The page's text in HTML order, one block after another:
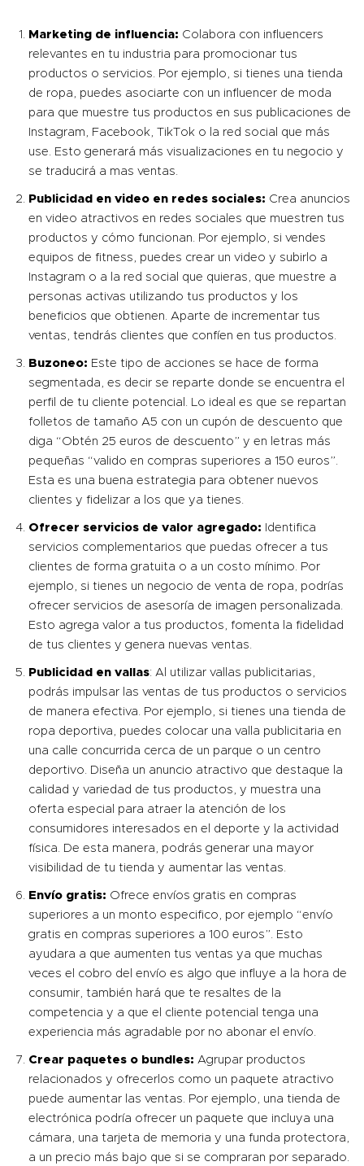
Marketing de influencia: Colabora con influencers
relevantes en tu industria para promocionar tus
productos o servicios. Por ejemplo, si tienes una tienda
de ropa, puedes asociarte con un influencer de moda
para que muestre tus productos en sus publicaciones de
Instagram, Facebook, TikTok o la red social que más
use. Esto generará más visualizaciones en tu negocio y
se traducirá a mas ventas.
Publicidad en video en redes sociales: Crea anuncios
en video atractivos en redes sociales que muestren tus
productos y cómo funcionan. Por ejemplo, si vendes
equipos de fitness, puedes crear un video y subirlo a
Instagram o a la red social que quieras, que muestre a
personas activas utilizando tus productos y los
beneficios que obtienen. Aparte de incrementar tus
ventas, tendrás clientes que confíen en tus productos.
Buzoneo: Este tipo de acciones se hace de forma
segmentada, es decir se reparte donde se encuentra el
perfil de tu cliente potencial. Lo ideal es que se repartan
folletos de tamaño A5 con un cupón de descuento que
diga “Obtén 25 euros de descuento” y en letras más
pequeñas “valido en compras superiores a 150 euros”.
Esta es una buena estrategia para obtener nuevos
clientes y fidelizar a los que ya tienes.
Ofrecer servicios de valor agregado: Identifica
servicios complementarios que puedas ofrecer a tus
clientes de forma gratuita o a un costo mínimo. Por
ejemplo, si tienes un negocio de venta de ropa, podrías
ofrecer servicios de asesoría de imagen personalizada.
Esto agrega valor a tus productos, fomenta la fidelidad
de tus clientes y genera nuevas ventas.
Publicidad en vallas: Al utilizar vallas publicitarias,
podrás impulsar las ventas de tus productos o servicios
de manera efectiva. Por ejemplo, si tienes una tienda de
ropa deportiva, puedes colocar una valla publicitaria en
una calle concurrida cerca de un parque o un centro
deportivo. Diseña un anuncio atractivo que destaque la
calidad y variedad de tus productos, y muestra una
oferta especial para atraer la atención de los
consumidores interesados en el deporte y la actividad
física. De esta manera, podrás generar una mayor
visibilidad de tu tienda y aumentar las ventas.
Envío gratis: Ofrece envíos gratis en compras
superiores a un monto especifico, por ejemplo “envío
gratis en compras superiores a 100 euros”. Esto
ayudara a que aumenten tus ventas ya que muchas
veces el cobro del envío es algo que influye a la hora de
consumir, también hará que te resaltes de la
competencia y a que el cliente potencial tenga una
experiencia más agradable por no abonar el envío.
Crear paquetes o bundles: Agrupar productos
relacionados y ofrecerlos como un paquete atractivo
puede aumentar las ventas. Por ejemplo, una tienda de
electrónica podría ofrecer un paquete que incluya una
cámara, una tarjeta de memoria y una funda protectora,
a un precio más bajo que si se compraran por separado.